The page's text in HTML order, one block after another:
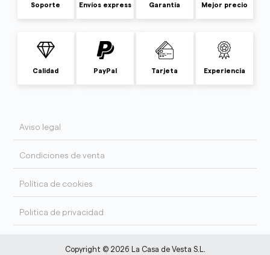
Soporte Envíos express Garantía Mejor precio
Calidad PayPal Tarjeta Experiencia
Aviso legal
Condiciones de venta
Política de cookies
Politica de privacidad
Copyright © 2026 La Casa de Vesta S.L.